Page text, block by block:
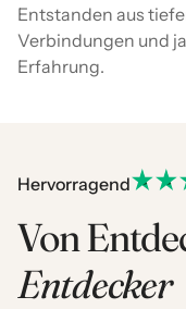
Entstanden aus
Verbindungen und
Erfahrung.
Hervorragend
Von
Entdecker